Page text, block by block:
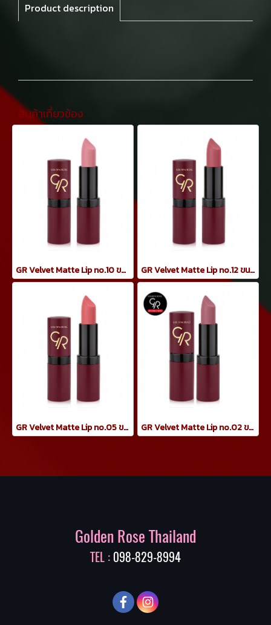
Product description
สินค้าเกี่ยวข้อง
GR Velvet Matte Lip no.10 ขนาด 4.2 กรัม GR Velvet Matte Lip no.12 ขนาด 4.2 กรัม
GR Velvet Matte Lip no.05 ขนาด 4.2 กรัม GR Velvet Matte Lip no.02 ขนาด 4.2 กรัม
Golden Rose Thailand
TEL : 098-829-8994